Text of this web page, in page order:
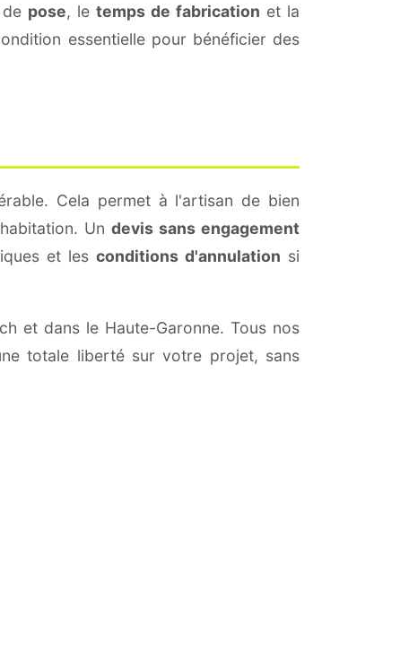
pose, le temps de fabrication et la
essentielle pour bénéficier des
Cela permet à l'artisan de bien
Un devis sans engagement
et les conditions d'annulation si
et dans le Haute-Garonne. Tous nos
totale liberté sur votre projet, sans